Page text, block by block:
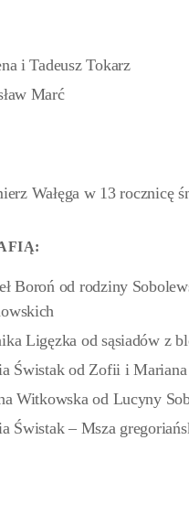
i Tadeusz Tokarz
Marć
Wałęga w 13 rocznicę
Boroń od rodziny
Ligęzka od sąsiadów z
Świstak od Zofii i Mariana
Witkowska od Lucyny
Świstak – Msza